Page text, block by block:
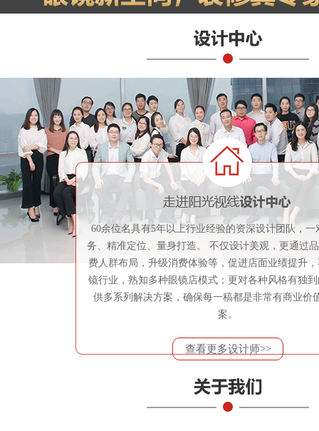
60余位名具有5年以上行业经验的资深设计团队，一
务、精准定位、量身打造。 不仅设计美观，更通过
费人群布局，升级消费体验等，促进店面业绩提升
镜行业，熟知多种眼镜店模式；更对各种风格有独
供多系列解决方案，确保每一稿都是非常有商业价
案。
查看更多设计师>>